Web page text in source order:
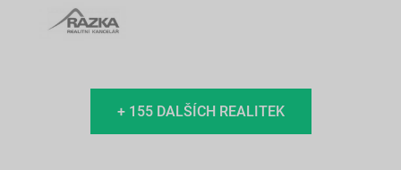
+ 155 DALŠÍCH REALITEK